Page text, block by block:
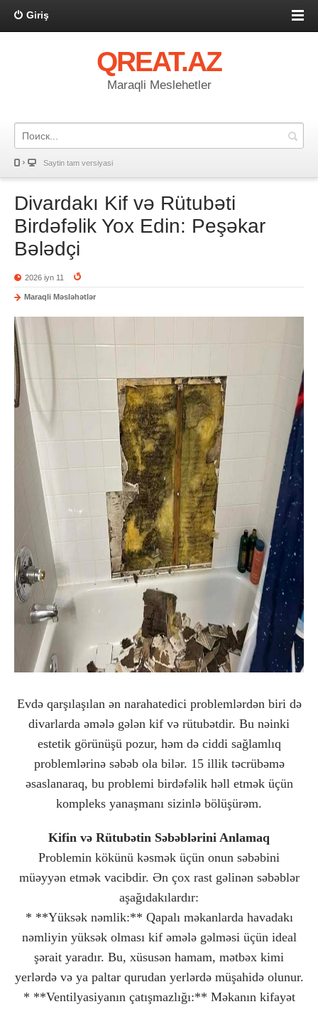
Giriş
QREAT.AZ
Maraqli Meslehetler
Saytin tam versiyasi
Divardakı Kif və Rütubəti
Birdəfəlik Yox Edin: Peşəkar
Bələdçi
2026 iyn 11
Maraqli Məsləhətlər
Evdə qarşılaşılan ən narahatedici problemlərdən biri də
divarlarda əmələ gələn kif və rütubətdir. Bu nəinki
estetik görünüşü pozur, həm də ciddi sağlamlıq
problemlərinə səbəb ola bilər. 15 illik təcrübəmə
əsaslanaraq, bu problemi birdəfəlik həll etmək üçün
kompleks yanaşmanı sizinlə bölüşürəm.
Kifin və Rütubətin Səbəblərini Anlamaq
Problemin kökünü kəsmək üçün onun səbəbini
müəyyən etmək vacibdir. Ən çox rast gəlinən səbəblər
aşağıdakılardır:
* **Yüksək nəmlik:** Qapalı məkanlarda havadakı
nəmliyin yüksək olması kif əmələ gəlməsi üçün ideal
şərait yaradır. Bu, xüsusən hamam, mətbəx kimi
yerlərdə və ya paltar qurudan yerlərdə müşahidə olunur.
* **Ventilyasiyanın çatışmazlığı:** Məkanın kifayət